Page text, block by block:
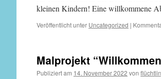
kleinen Kindern! Eine willkommene
Veröffentlicht unter Uncategorized |
Malprojekt
Publiziert am 14. November 2022 von